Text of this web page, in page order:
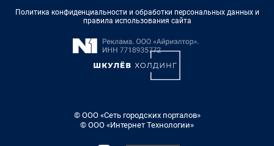
Политика конфиденциальности и обработки персональных данных и
правила использования сайта
© ООО «Сеть городских порталов»
© ООО «Интернет Технологии»